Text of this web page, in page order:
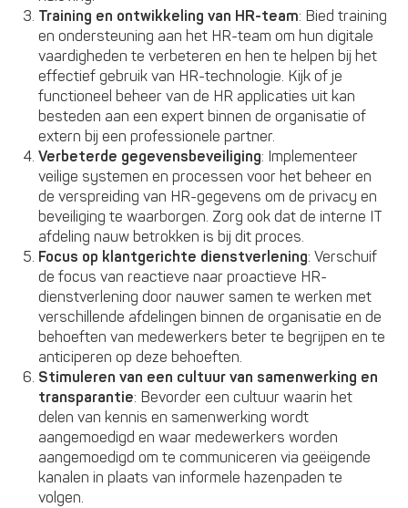
Training en ontwikkeling van HR-team: Bied training
en ondersteuning aan het HR-team om hun digitale
vaardigheden te verbeteren en hen te helpen bij het
effectief gebruik van HR-technologie. Kijk of je
functioneel beheer van de HR applicaties uit kan
besteden aan een expert binnen de organisatie of
extern bij een professionele partner.
Verbeterde gegevensbeveiliging: Implementeer
veilige systemen en processen voor het beheer en
de verspreiding van HR-gegevens om de privacy en
beveiliging te waarborgen. Zorg ook dat de interne IT
afdeling nauw betrokken is bij dit proces.
Focus op klantgerichte dienstverlening: Verschuif
de focus van reactieve naar proactieve HR-
dienstverlening door nauwer samen te werken met
verschillende afdelingen binnen de organisatie en de
behoeften van medewerkers beter te begrijpen en te
anticiperen op deze behoeften.
Stimuleren van een cultuur van samenwerking en
transparantie: Bevorder een cultuur waarin het
delen van kennis en samenwerking wordt
aangemoedigd en waar medewerkers worden
aangemoedigd om te communiceren via geëigende
kanalen in plaats van informele hazenpaden te
volgen.